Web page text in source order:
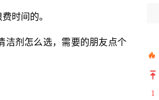
时间的。
洁剂怎么选，需要的朋友点个
1